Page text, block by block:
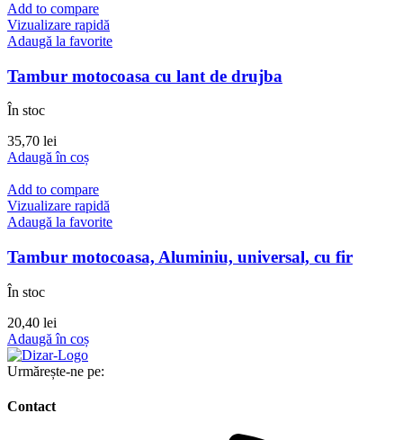
Add to compare
Vizualizare rapidă
Adaugă la favorite
Tambur motocoasa cu lant de drujba
În stoc
35,70 lei
Adaugă în coș
Add to compare
Vizualizare rapidă
Adaugă la favorite
Tambur motocoasa, Aluminiu, universal, cu fir
În stoc
20,40 lei
Adaugă în coș
Urmărește-ne pe:
Contact